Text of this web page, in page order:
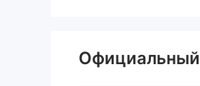
Официальный